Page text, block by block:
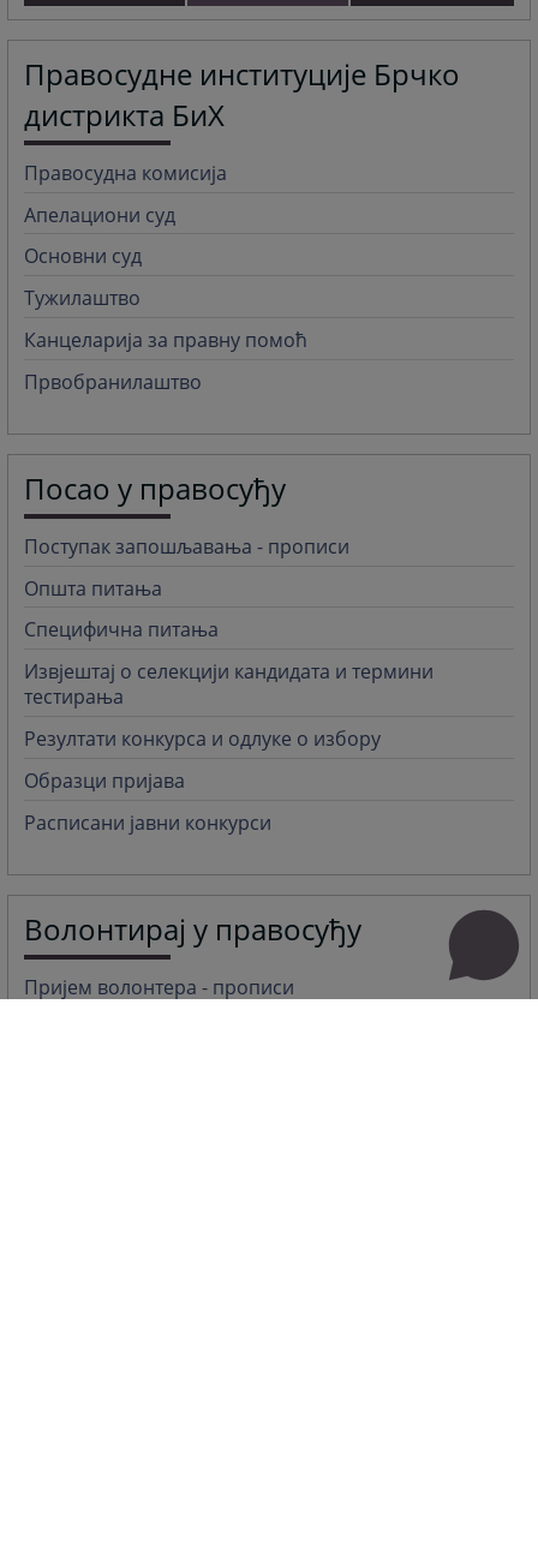
Правосудне институције Брчко
дистрикта БиХ
Правосудна комисија
Апелациони суд
Основни суд
Тужилаштво
Канцеларија за правну помоћ
Првобранилаштво
Посао у правосуђу
Поступак запошљавања - прописи
Општа питања
Специфична питања
Извјештај о селекцији кандидата и термини
тестирања
Резултати конкурса и одлуке о избору
Образци пријава
Расписани јавни конкурси
Волонтирај у правосуђу
Пријем волонтера - прописи